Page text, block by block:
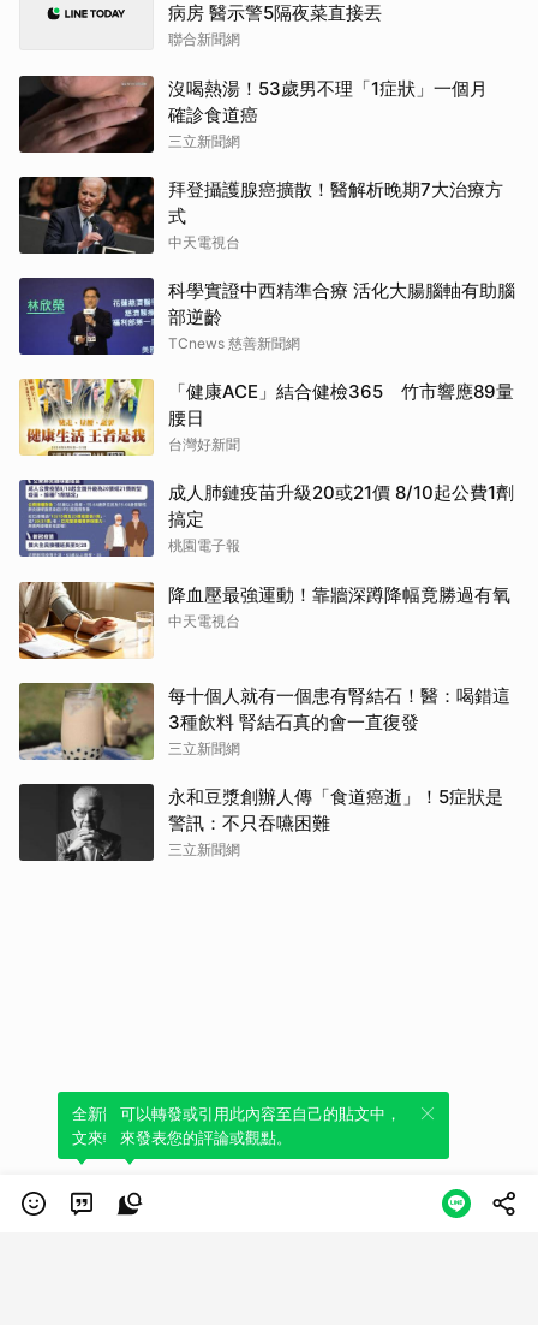
病房 醫示警5隔夜菜直接丟
聯合新聞網
沒喝熱湯！53歲男不理「1症狀」一個月
確診食道癌
三立新聞網
拜登攝護腺癌擴散！醫解析晚期7大治療方
式
中天電視台
科學實證中西精準合療 活化大腸腦軸有助腦
部逆齡
TCnews 慈善新聞網
「健康ACE」結合健檢365 竹市響應89量
腰日
台灣好新聞
成人肺鏈疫苗升級20或21價 8/10起公費1劑
搞定
桃園電子報
降血壓最強運動！靠牆深蹲降幅竟勝過有氧
中天電視台
每十個人就有一個患有腎結石！醫：喝錯這
3種飲料 腎結石真的會一直復發
三立新聞網
永和豆漿創辦人傳「食道癌逝」！5症狀是
警訊：不只吞嚥困難
三立新聞網
全新體驗！一鍵引用此內容，透過發布貼
文來輕鬆表達個人立場。
可以轉發或引用此內容至自己的貼文中，
來發表您的評論或觀點。